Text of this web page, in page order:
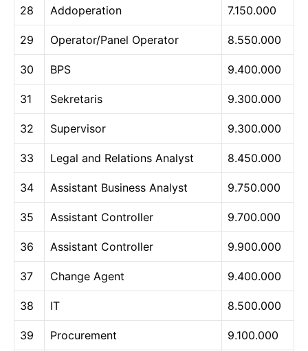
28 Addoperation 7.150.000
29 Operator/Panel Operator 8.550.000
30 BPS 9.400.000
31 Sekretaris 9.300.000
32 Supervisor 9.300.000
33 Legal and Relations Analyst 8.450.000
34 Assistant Business Analyst 9.750.000
35 Assistant Controller 9.700.000
36 Assistant Controller 9.900.000
37 Change Agent 9.400.000
38 IT 8.500.000
39 Procurement 9.100.000